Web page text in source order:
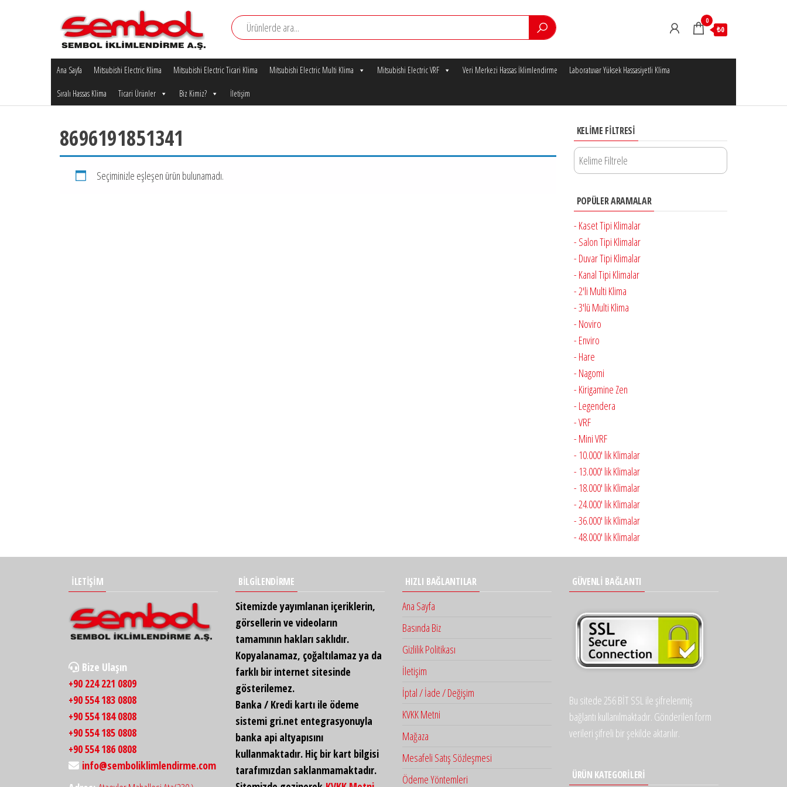
Mitsubishi
Electric
Klima
Yetkili
Satıcı
Bayisi
Mitsubishi
Electric Klima
İklimlendirme
A.Ş.
0
₺0
Ana Sayfa Mitsubishi Electric Klima Mitsubishi Electric Ticari Klima Mitsubishi Electric Multi Klima Mitsubishi Electric VRF Veri Merkezi Hassas İklimlendirme Laboratuvar Yüksek Hassasiyetli Klima
Sıralı Hassas Klima Ticari Ürünler Biz Kimiz? İletişim
8696191851341
Seçiminizle eşleşen ürün bulunamadı.
KELIME FILTRESI
POPÜLER ARAMALAR
- Kaset Tipi Klimalar
- Salon Tipi Klimalar
- Duvar Tipi Klimalar
- Kanal Tipi Klimalar
- 2'li Multi Klima
- 3'lü Multi Klima
- Noviro
- Enviro
- Hare
- Nagomi
- Kirigamine Zen
- Legendera
- VRF
- Mini VRF
- 10.000' lik Klimalar
- 13.000' lik Klimalar
- 18.000' lik Klimalar
- 24.000' lik Klimalar
- 36.000' lik Klimalar
- 48.000' lik Klimalar
İLETİŞİM
Bize Ulaşın
+90 224 221 0809
+90 554 183 0808
+90 554 184 0808
+90 554 185 0808
+90 554 186 0808
info@semboliklimlendirme.com
BİLGİLENDİRME
Sitemizde yayımlanan içeriklerin,
görsellerin ve videoların
tamamının hakları saklıdır.
Kopyalanamaz, çoğaltılamaz ya da
farklı bir internet sitesinde
gösterilemez.
Banka / Kredi kartı ile ödeme
sistemi gri.net entegrasyonuyla
banka api altyapısını
kullanmaktadır. Hiç bir kart bilgisi
tarafımızdan saklanmamaktadır.
HIZLI BAĞLANTILAR
Ana Sayfa
Basında Biz
Gizlilik Politikası
İletişim
İptal / İade / Değişim
KVKK Metni
Mağaza
Mesafeli Satış Sözleşmesi
Ödeme Yöntemleri
GÜVENLİ BAĞLANTI
Bu sitede 256 BİT SSL ile şifrelenmiş
bağlantı kullanılmaktadır. Gönderilen form
verileri şifreli bir şekilde aktarılır.
ÜRÜN KATEGORILERI